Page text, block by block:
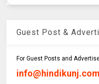
Guest Post &
For Guest Posts and
info@hindikunj.com